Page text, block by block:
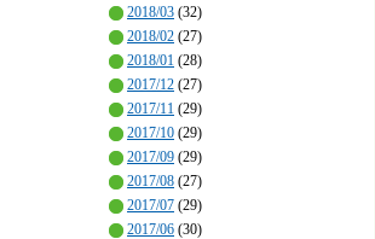
2018/03 (32)
2018/02 (27)
2018/01 (28)
2017/12 (27)
2017/11 (29)
2017/10 (29)
2017/09 (29)
2017/08 (27)
2017/07 (29)
2017/06 (30)